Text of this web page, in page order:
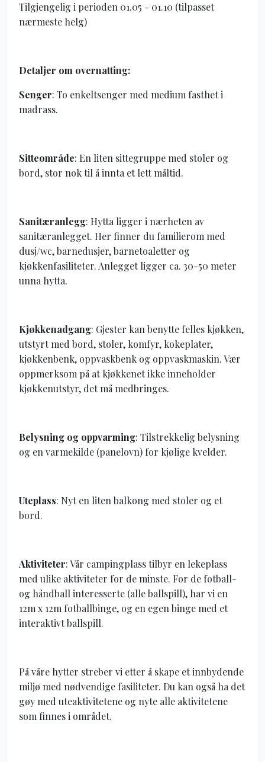
Tilgjengelig i perioden 01.05 - 01.10 (tilpasset
nærmeste helg)
Detaljer om overnatting:
Senger: To enkeltsenger med medium fasthet i
madrass.
Sitteområde: En liten sittegruppe med stoler og
bord, stor nok til å innta et lett måltid.
Sanitæranlegg: Hytta ligger i nærheten av
sanitæranlegget. Her finner du familierom med
dusj/wc, barnedusjer, barnetoaletter og
kjøkkenfasiliteter. Anlegget ligger ca. 30-50 meter
unna hytta.
Kjøkkenadgang: Gjester kan benytte felles kjøkken,
utstyrt med bord, stoler, komfyr, kokeplater,
kjøkkenbenk, oppvaskbenk og oppvaskmaskin.Vær
oppmerksom på at kjøkkenet ikke inneholder
kjøkkenutstyr, det må medbringes.
Belysning og oppvarming: Tilstrekkelig belysning
og en varmekilde (panelovn) for kjølige kvelder.
Uteplass: Nyt en liten balkong med stoler og et
bord.
Aktiviteter: Vår campingplass tilbyr en lekeplass
med ulike aktiviteter for de minste. For de fotball-
og håndball interesserte (alle ballspill), har vi en
12m x 12m fotballbinge, og en egen binge med et
interaktivt ballspill.
På våre hytter streber vi etter å skape et innbydende
miljø med nødvendige fasiliteter. Du kan også ha det
gøy med uteaktivitetene og nyte alle aktivitetene
som finnes i området.